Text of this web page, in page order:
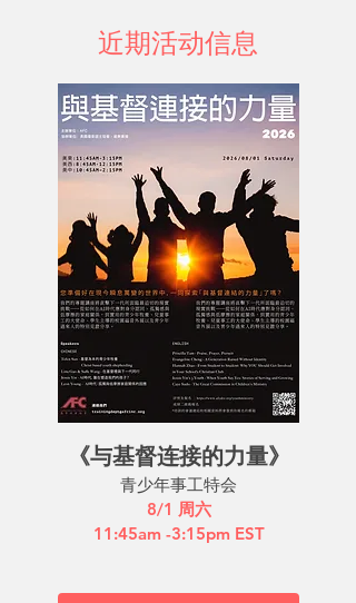
近期活动信息
《与基督连接的力量》
​青少年事工特会
8/1 周六
11:45am -3:15pm EST